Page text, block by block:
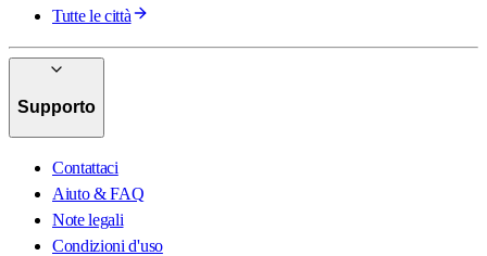
Tutte le città
Supporto
Contattaci
Aiuto & FAQ
Note legali
Condizioni d'uso